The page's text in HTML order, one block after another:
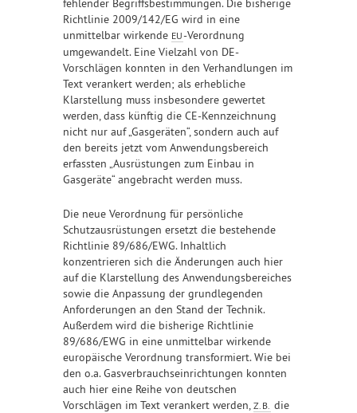
fehlender Begriffsbestimmungen. Die bisherige
Richtlinie 2009/142/EG wird in eine
unmittelbar wirkende EU-Verordnung
umgewandelt. Eine Vielzahl von DE-
Vorschlägen konnten in den Verhandlungen im
Text verankert werden; als erhebliche
Klarstellung muss insbesondere gewertet
werden, dass künftig die CE-Kennzeichnung
nicht nur auf „Gasgeräten“, sondern auch auf
den bereits jetzt vom Anwendungsbereich
erfassten „Ausrüstungen zum Einbau in
Gasgeräte“ angebracht werden muss.
Die neue Verordnung für persönliche
Schutzausrüstungen ersetzt die bestehende
Richtlinie 89/686/EWG. Inhaltlich
konzentrieren sich die Änderungen auch hier
auf die Klarstellung des Anwendungsbereiches
sowie die Anpassung der grundlegenden
Anforderungen an den Stand der Technik.
Außerdem wird die bisherige Richtlinie
89/686/EWG in eine unmittelbar wirkende
europäische Verordnung transformiert. Wie bei
den o.a. Gasverbrauchseinrichtungen konnten
auch hier eine Reihe von deutschen
Vorschlägen im Text verankert werden, Z.B. die